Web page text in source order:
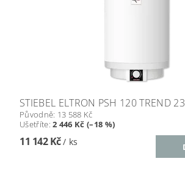
STIEBEL ELTRON PSH 120 TREND
Původně: 13 588 Kč
Ušetříte:2 446 Kč (–18 %)
11 142 Kč/ ks